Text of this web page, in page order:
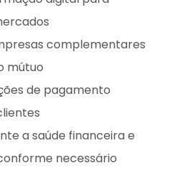
complementares
mútuo
de pagamento
a saúde financeira e
necessário